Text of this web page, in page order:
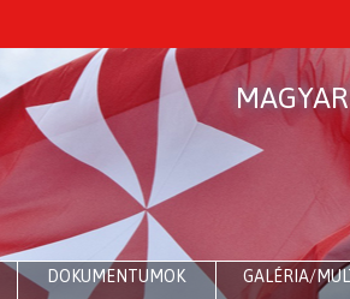
DOKUMENTUMOK GALÉRIA/